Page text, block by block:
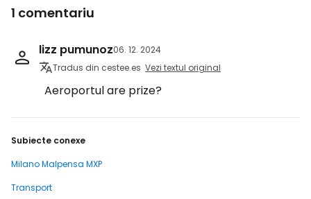
1 comentariu
lizz pumunoz06. 12. 2024
Tradus din cestee.es Vezi textul original
Aeroportul are prize?
Subiecte conexe
Milano Malpensa MXP
Transport